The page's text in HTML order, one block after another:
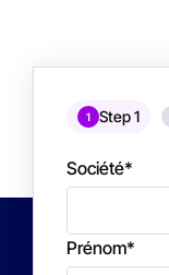
1 Step 1
Société*
Prénom*